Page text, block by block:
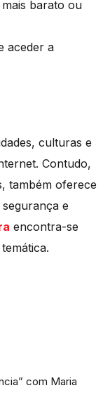
barato ou
aceder a
culturas e
Contudo,
também oferece
e
encontra-se
com Maria